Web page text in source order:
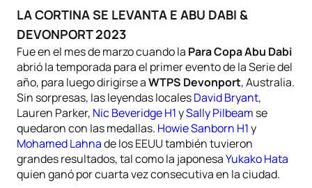
LA CORTINA SE LEVANTA E ABU DABI &
DEVONPORT 2023
Fue en el mes de marzo cuando la Para Copa Abu Dabi
abrió la temporada para el primer evento de la Serie del
año, para luego dirigirse aWTPS Devonport, Australia.
Sin sorpresas, las leyendas localesDavid Bryant,
Lauren Parker, Nic Beveridge H1ySally Pilbeam se
quedaron con las medallas. Howie Sanborn H1y
Mohamed Lahnade los EEUU también tuvieron
grandes resultados, tal como la japonesaYukako Hata
quien ganó por cuarta vez consecutiva en la ciudad.